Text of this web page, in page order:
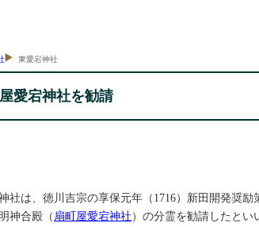
東愛宕神社
愛宕神社を勧請
社は、徳川吉宗の享保元年（1716）新田開発奨
神合殿（扇町屋愛宕神社）の分霊を勧請したとい